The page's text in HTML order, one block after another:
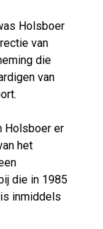
Holsboer
van
die
van
Holsboer er
het
die in 1985
inmiddels